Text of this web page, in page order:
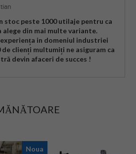
stoc peste 1000 utilaje pentru ca
din mai multe variante.
in domeniul industriei
clienți multumiți ne asiguram ca
devin afaceri de succes !
Noua